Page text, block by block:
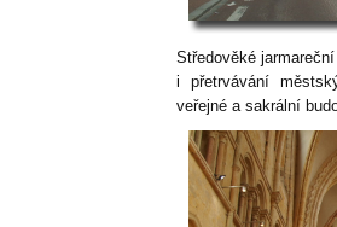
Středověké
i přetrvávání
veřejné a sakrální